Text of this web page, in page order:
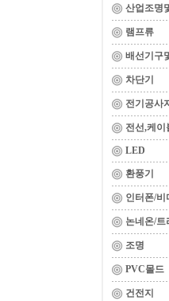
산업조명
램프류
배선기구
차단기
전기공사
전선,케이
LED
환풍기
인터폰/비
논네온/트
조명
PVC몰드
건전지